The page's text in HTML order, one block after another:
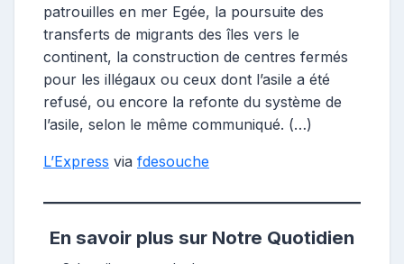
patrouilles en mer Egée, la poursuite des
transferts de migrants des îles vers le
continent, la construction de centres fermés
pour les illégaux ou ceux dont l’asile a été
refusé, ou encore la refonte du système de
l’asile, selon le même communiqué. (…)
L’Express via fdesouche
En savoir plus sur Notre Quotidien